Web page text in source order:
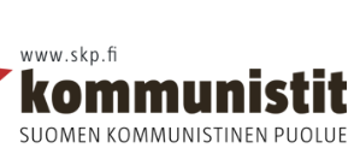
Peru,vaalit ,vallankaappaus